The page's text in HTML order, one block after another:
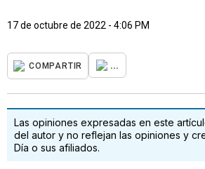
17 de octubre de 2022 - 4:06 PM
COMPARTIR ...
Las opiniones expresadas en este
del autor y no reflejan las opiniones y
Día o sus afiliados.